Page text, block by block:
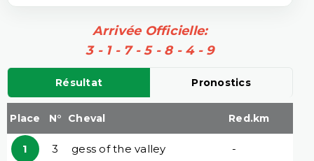
Arrivée Officielle:
3 - 1 - 7 - 5 - 8 - 4 - 9
Résultat Pronostics
Place N° Cheval Red.km
1 3 gess of the valley -